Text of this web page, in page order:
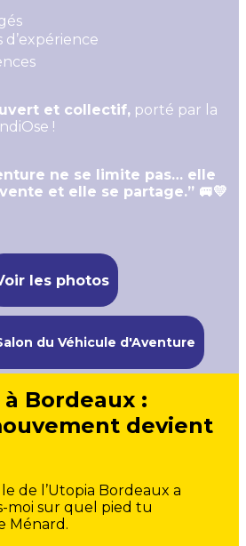
et collectif, porté par la
!
ne se limite pas… elle
et elle se partage.” 🚐💛
les photos
du Véhicule d'Aventure
Bordeaux :
devient
de l’Utopia Bordeaux a
moi sur quel pied tu
Ménard.